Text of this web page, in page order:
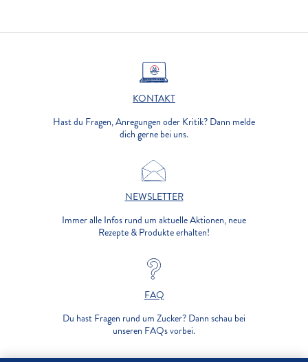
KONTAKT
Hast du Fragen, Anregungen oder Kritik? Dann melde
dich gerne bei uns.
NEWSLETTER
Immer alle Infos rund um aktuelle Aktionen, neue
Rezepte & Produkte erhalten!
FAQ
Du hast Fragen rund um Zucker? Dann schau bei
unseren FAQs vorbei.